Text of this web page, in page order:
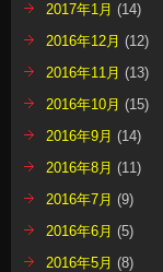
2017年1月 (14)
2016年12月 (12)
2016年11月 (13)
2016年10月 (15)
2016年9月 (14)
2016年8月 (11)
2016年7月 (9)
2016年6月 (5)
2016年5月 (8)